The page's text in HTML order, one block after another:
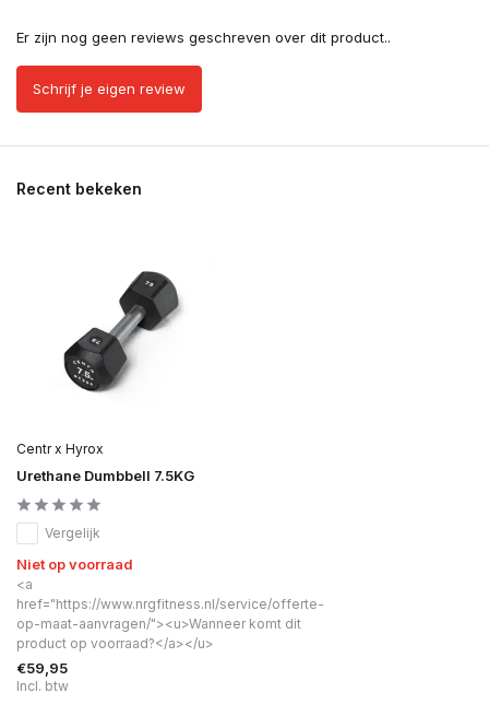
Er zijn nog geen reviews geschreven over dit product..
Schrijf je eigen review
Recent bekeken
Centr x Hyrox
Urethane Dumbbell 7.5KG
Vergelijk
Niet op voorraad
<a
href="https://www.nrgfitness.nl/service/offerte-
op-maat-aanvragen/"><u>Wanneer komt dit
product op voorraad?</a></u>
€59,95
Incl. btw